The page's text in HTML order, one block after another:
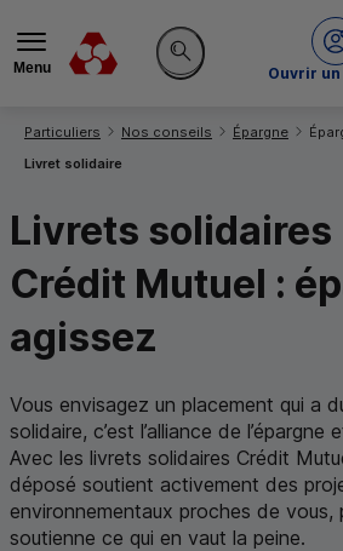
Menu
Rechercher sur le site
Ouvrir
Vous êtes ici:
Particuliers Nos conseils Épargne
Livret solidaire
Livrets solidaires
Crédit Mutuel :
agissez
Vous envisagez un placement qui a
solidaire, c’est l’alliance de l’épargne
Avec les livrets solidaires Crédit
déposé soutient activement des
environnementaux proches de vous,
soutienne ce qui en vaut la peine.